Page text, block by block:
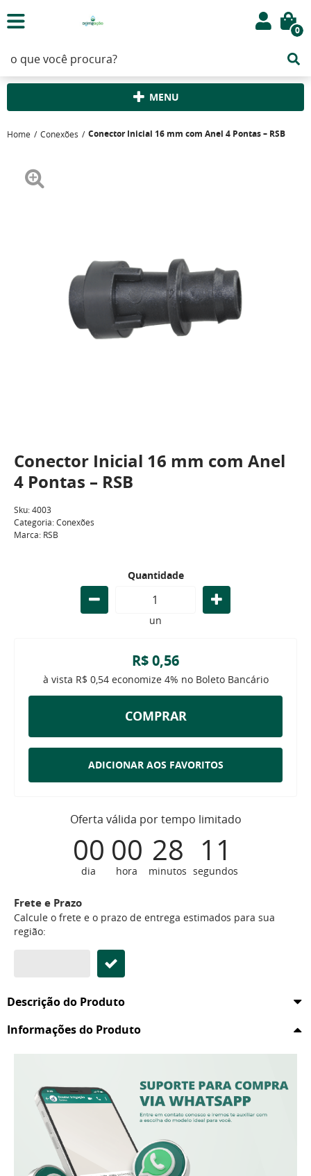
0
MENU
Home Conexões Conector Inicial 16 mm com Anel 4 Pontas – RSB
Conector Inicial 16 mm com Anel
4 Pontas – RSB
Sku:4003
Categoria:Conexões
Marca: RSB
Quantidade
un
R$ 0,56
à vista R$ 0,54economize 4% no Boleto Bancário
COMPRAR
ADICIONAR AOS FAVORITOS
Oferta válida por tempo limitado
00
dia
00
hora
28
minutos
11
segundos
Frete e Prazo
Calcule o frete e o prazo de entrega estimados para sua
região:
Descrição do Produto
Informações do Produto